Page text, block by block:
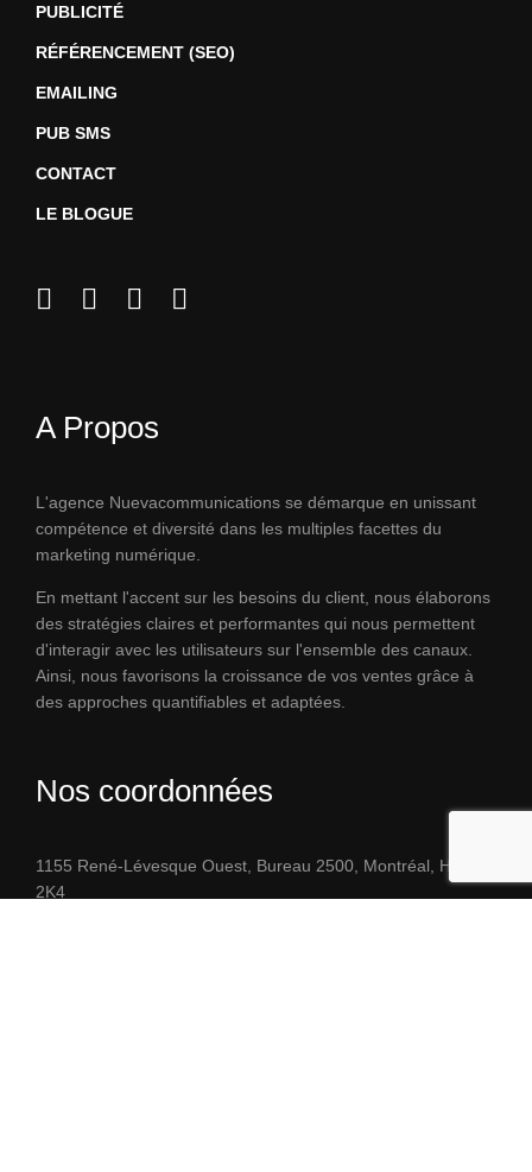
PUBLICITÉ
RÉFÉRENCEMENT (SEO)
EMAILING
PUB SMS
CONTACT
LE BLOGUE
A Propos
L'agence Nuevacommunications se démarque en unissant
compétence et diversité dans les multiples facettes du
marketing numérique.
En mettant l'accent sur les besoins du client, nous élaborons
des stratégies claires et performantes qui nous permettent
d'interagir avec les utilisateurs sur l'ensemble des canaux.
Ainsi, nous favorisons la croissance de vos ventes grâce à
des approches quantifiables et adaptées.
Nos coordonnées
1155 René-Lévesque Ouest, Bureau 2500, Montréal, H3B
2K4